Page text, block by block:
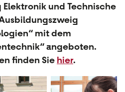
und Technische
mit dem
angeboten.
finden Sie hier.